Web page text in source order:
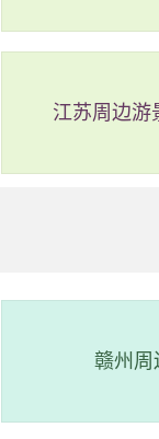
位于上饶市南
生是周易研究会常
离市中心8公里，交
江苏周边游
赣州周